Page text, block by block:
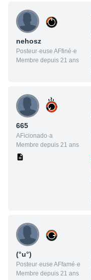
nehosz
Posteur·euse AFfiné·e
Membre depuis 21 ans
665
AFicionado·a
Membre depuis 21 ans
(°u°)
Posteur·euse AFfamé·e
Membre depuis 21 ans